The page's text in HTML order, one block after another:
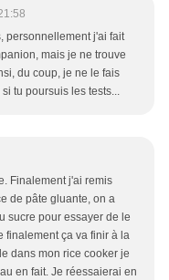
personnellement j'ai fait
mais je ne trouve
du coup, je ne le fais
tu poursuis les tests...
Finalement j'ai remis
de pâte gluante, on a
sucre pour essayer de le
finalement ça va finir à la
dans mon rice cooker je
en fait. Je réessaierai en